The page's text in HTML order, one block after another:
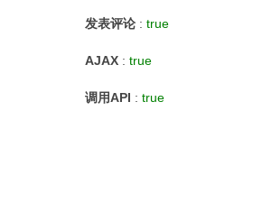
发表评论 : true
AJAX : true
调用API : true